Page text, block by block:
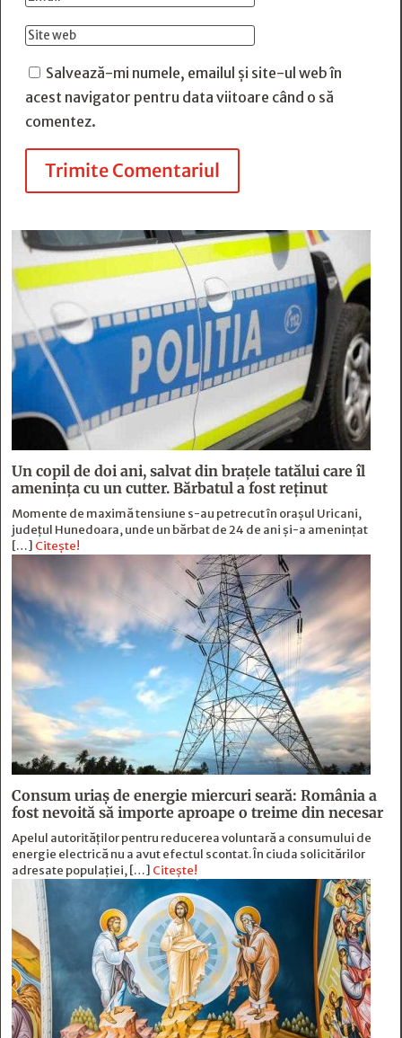
Salvează-mi numele, emailul și site-ul web în
acest navigator pentru data viitoare când o să
comentez.
Trimite Comentariul
Un copil de doi ani, salvat din brațele tatălui care îl
amenința cu un cutter. Bărbatul a fost reținut
Momente de maximă tensiune s-au petrecut în orașul Uricani,
județul Hunedoara, unde un bărbat de 24 de ani și-a amenințat
[…] Citește!
Consum uriaș de energie miercuri seară: România a
fost nevoită să importe aproape o treime din necesar
Apelul autorităților pentru reducerea voluntară a consumului de
energie electrică nu a avut efectul scontat. În ciuda solicitărilor
adresate populației, […] Citește!